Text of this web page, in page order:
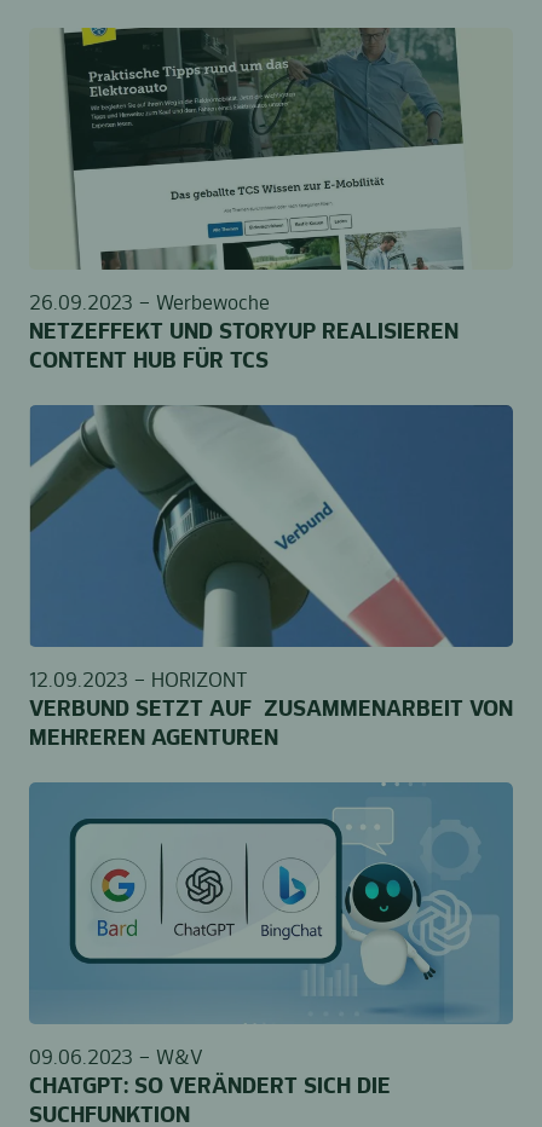
26.09.2023 – Werbewoche
NETZEFFEKT UND STORYUP REALISIEREN
CONTENT HUB FÜR TCS
12.09.2023 – HORIZONT
VERBUND SETZT AUF ZUSAMMENARBEIT VON
MEHREREN AGENTUREN
09.06.2023 – W&V
CHATGPT: SO VERÄNDERT SICH DIE
SUCHFUNKTION